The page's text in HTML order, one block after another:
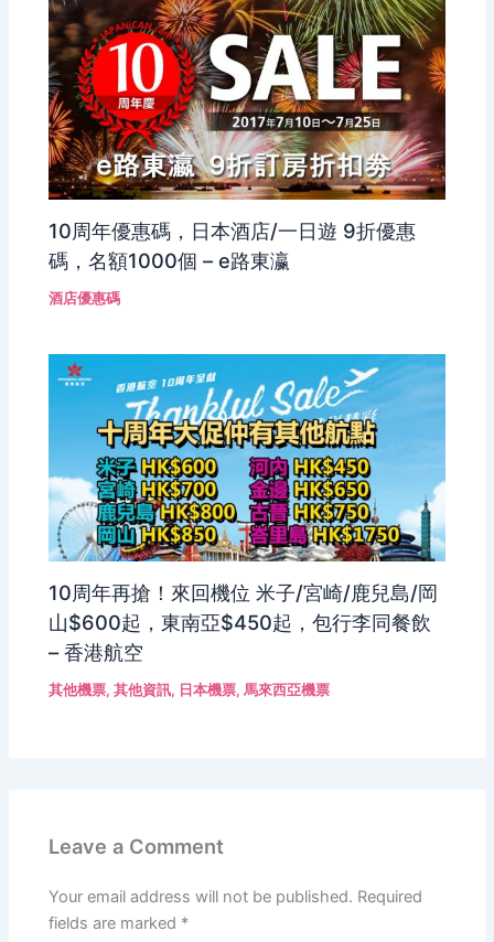
10周年優惠碼，日本酒店/一日遊 9折優惠
碼，名額1000個 – e路東瀛
酒店優惠碼
10周年再搶！來回機位 米子/宮崎/鹿兒島/岡
山$600起，東南亞$450起，包行李同餐飲
– 香港航空
其他機票,其他資訊, 日本機票,馬來西亞機票
Leave a Comment
Your email address will not be published. Required
fields are marked *